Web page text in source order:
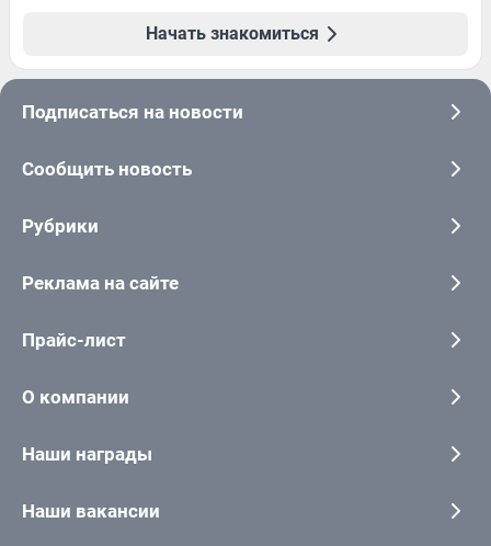
Начать знакомиться
Подписаться на новости
Сообщить новость
Рубрики
Реклама на сайте
Прайс-лист
О компании
Наши награды
Наши вакансии